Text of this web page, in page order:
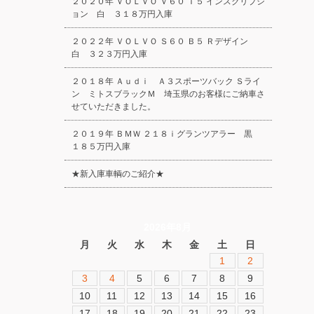
ョン 白 ３１８万円入庫
２０２２年 ＶＯＬＶＯ Ｓ６０ Ｂ５ Ｒデザイン
白 ３２３万円入庫
２０１８年 Ａｕｄｉ Ａ３スポーツバック Ｓライ
ン ミトスブラックＭ 埼玉県のお客様にご納車さ
せていただきました。
２０１９年 ＢＭＷ ２１８ｉグランツアラー 黒
１８５万円入庫
★新入庫車輌のご紹介★
月
火 水 木 金 土
日
1
2
3
4 5 6 7 8
9
10
11 12 13 14 15
16